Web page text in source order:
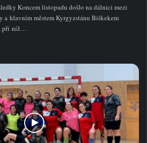
Koncem listopadu došlo na dálnici mezi
a hlavním městem Kyrgyzstánu Biškekem
při níž…